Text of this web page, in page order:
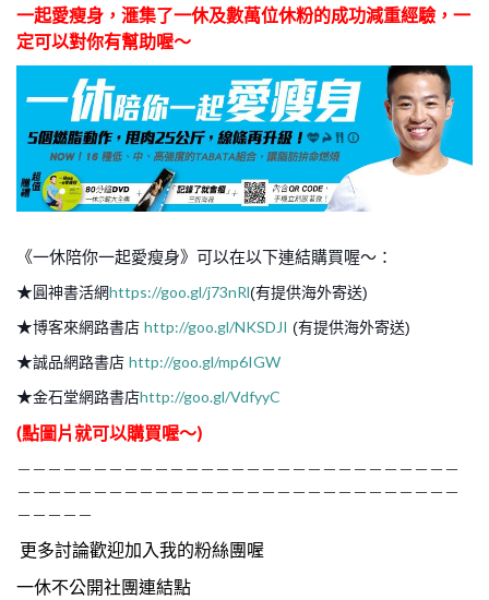
一起愛瘦身，滙集了一休及數萬位休粉的成功減重經驗，一
定可以對你有幫助喔～
《一休陪你一起愛瘦身》可以在以下連結購買喔～：
★圓神書活網https://goo.gl/j73nRl(有提供海外寄送)
★博客來網路書店 http://goo.gl/NKSDJI (有提供海外寄送)
★誠品網路書店 http://goo.gl/mp6IGW
★金石堂網路書店http://goo.gl/VdfyyC
(點圖片就可以購買喔～)
－－－－－－－－－－－－－－－－－－－－－－－－－－－－－
－－－－－－－－－－－－－－－－－－－－－－－－－－－－－
－－－－－
更多討論歡迎加入我的粉絲團喔
一休不公開社團連結點